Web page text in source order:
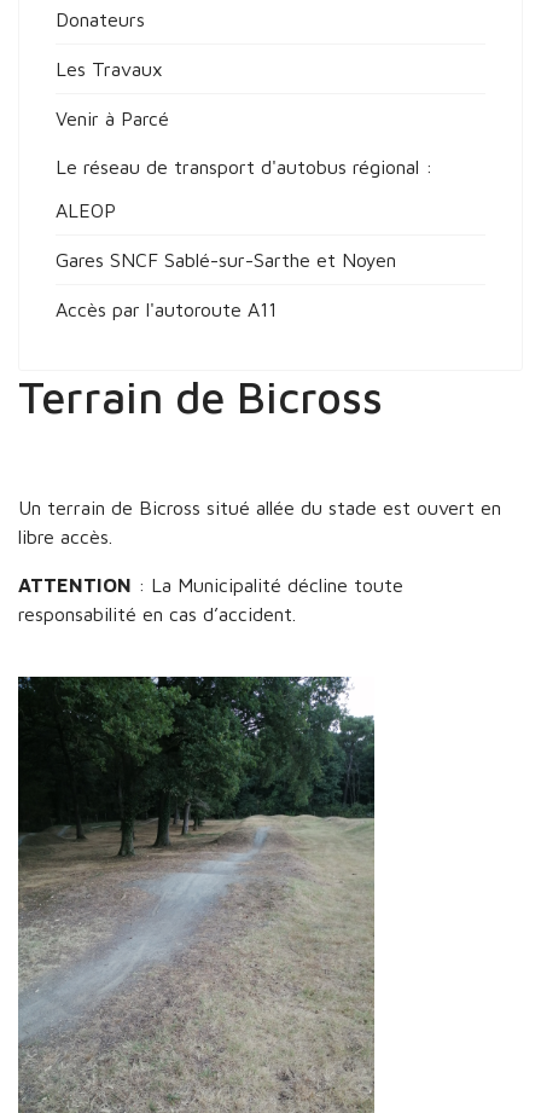
Donateurs
Les Travaux
Venir à Parcé
Le réseau de transport d'autobus régional :
ALEOP
Gares SNCF Sablé-sur-Sarthe et Noyen
Accès par l'autoroute A11
Terrain de Bicross
Un terrain de Bicross situé allée du stade est ouvert en
libre accès.
ATTENTION : La Municipalité décline toute
responsabilité en cas d’accident.